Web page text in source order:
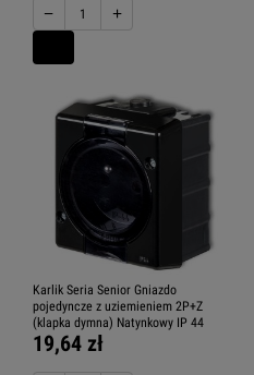
− +
Karlik Seria Senior Gniazdo
pojedyncze z uziemieniem 2P+Z
(klapka dymna) Natynkowy IP 44
19,64 zł